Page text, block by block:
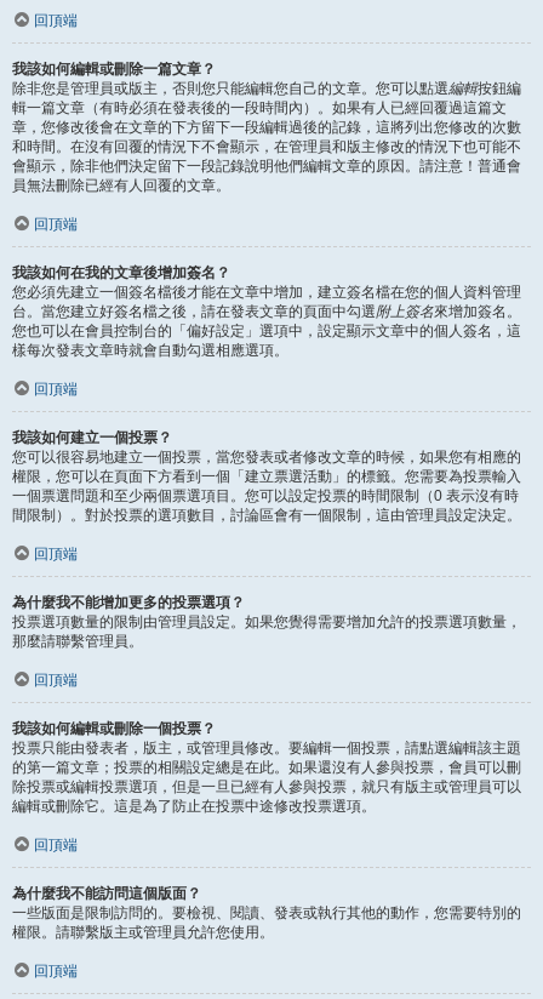
回頂端
我該如何編輯或刪除一篇文章？
除非您是管理員或版主，否則您只能編輯您自己的文章。您可以點選編輯按鈕編
輯一篇文章（有時必須在發表後的一段時間內）。如果有人已經回覆過這篇文
章，您修改後會在文章的下方留下一段編輯過後的記錄，這將列出您修改的次數
和時間。在沒有回覆的情況下不會顯示，在管理員和版主修改的情況下也可能不
會顯示，除非他們決定留下一段記錄說明他們編輯文章的原因。請注意！普通會
員無法刪除已經有人回覆的文章。
回頂端
我該如何在我的文章後增加簽名？
您必須先建立一個簽名檔後才能在文章中增加，建立簽名檔在您的個人資料管理
台。當您建立好簽名檔之後，請在發表文章的頁面中勾選附上簽名來增加簽名。
您也可以在會員控制台的「偏好設定」選項中，設定顯示文章中的個人簽名，這
樣每次發表文章時就會自動勾選相應選項。
回頂端
我該如何建立一個投票？
您可以很容易地建立一個投票，當您發表或者修改文章的時候，如果您有相應的
權限，您可以在頁面下方看到一個「建立票選活動」的標籤。您需要為投票輸入
一個票選問題和至少兩個票選項目。您可以設定投票的時間限制（0 表示沒有時
間限制）。對於投票的選項數目，討論區會有一個限制，這由管理員設定決定。
回頂端
為什麼我不能增加更多的投票選項？
投票選項數量的限制由管理員設定。如果您覺得需要增加允許的投票選項數量，
那麼請聯繫管理員。
回頂端
我該如何編輯或刪除一個投票？
投票只能由發表者，版主，或管理員修改。要編輯一個投票，請點選編輯該主題
的第一篇文章；投票的相關設定總是在此。如果還沒有人參與投票，會員可以刪
除投票或編輯投票選項，但是一旦已經有人參與投票，就只有版主或管理員可以
編輯或刪除它。這是為了防止在投票中途修改投票選項。
回頂端
為什麼我不能訪問這個版面？
一些版面是限制訪問的。要檢視、閱讀、發表或執行其他的動作，您需要特別的
權限。請聯繫版主或管理員允許您使用。
回頂端